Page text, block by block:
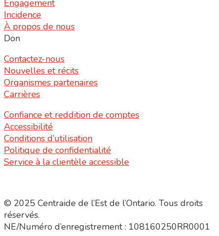
Engagement
Incidence
À propos de nous
Don
Contactez-nous
Nouvelles et récits
Organismes partenaires
Carrières
Confiance et reddition de comptes
Accessibilité
Conditions d’utilisation
Politique de confidentialité
Service à la clientèle accessible
© 2025 Centraide de l’Est de l’Ontario. Tous droits
réservés.
NE/Numéro d’enregistrement : 108160250RR0001